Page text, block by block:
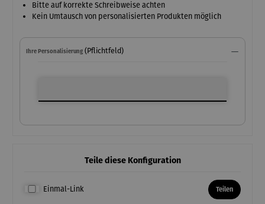
Bitte auf korrekte Schreibweise achten
Kein Umtausch von personalisierten Produkten möglich
Ihre Personalisierung (Pflichtfeld)
Teile diese Konfiguration
Einmal-Link Teilen